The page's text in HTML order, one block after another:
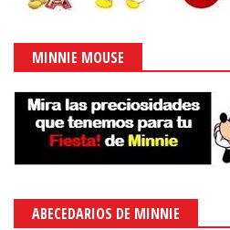
MINNIE MOUSE
ABECEDARIOS DE MINNIE